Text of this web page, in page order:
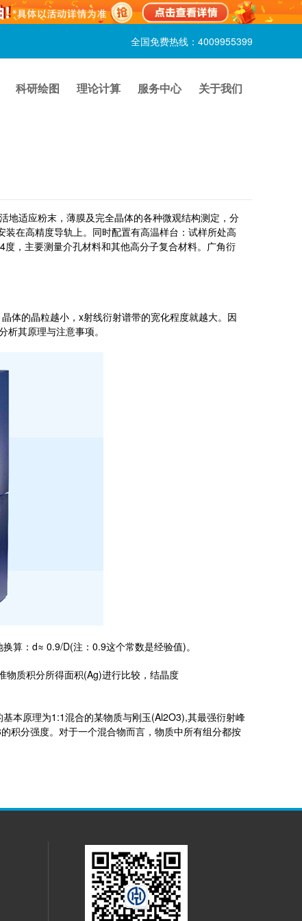
全国免费热线：4009955399
科研绘图 理论计算 服务中心 关于我们
适应粉末，薄膜及完全晶体的各种微观结构测定，分
在高精度导轨上。同时配置有高温样台：试样所处高
，主要测量介孔材料和其他高分子复合材料。广角衍
的晶粒越小，x射线衍射谱带的宽化程度就越大。因
其原理与注意事项。
：d≈ 0.9/D(注：0.9这个常数是经验值)。
质积分所得面积(Ag)进行比较，结晶度
本原理为1:1混合的某物质与刚玉(Al2O3),其最强衍射峰
积分强度。对于一个混合物而言，物质中所有组分都按